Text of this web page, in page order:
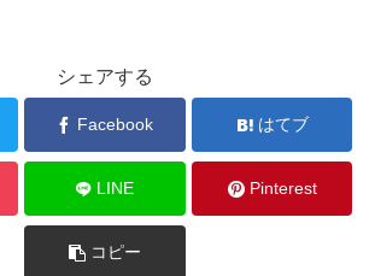
シェアする
Facebook はてブ
LINE Pinterest
コピー